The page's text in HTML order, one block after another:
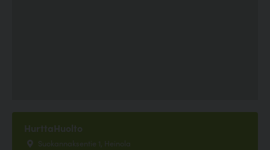
HurttaHuolto
Suokannaksentie 1, Heinola